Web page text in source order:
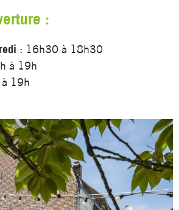
:
: 16h30 à 18h30
à 19h
19h